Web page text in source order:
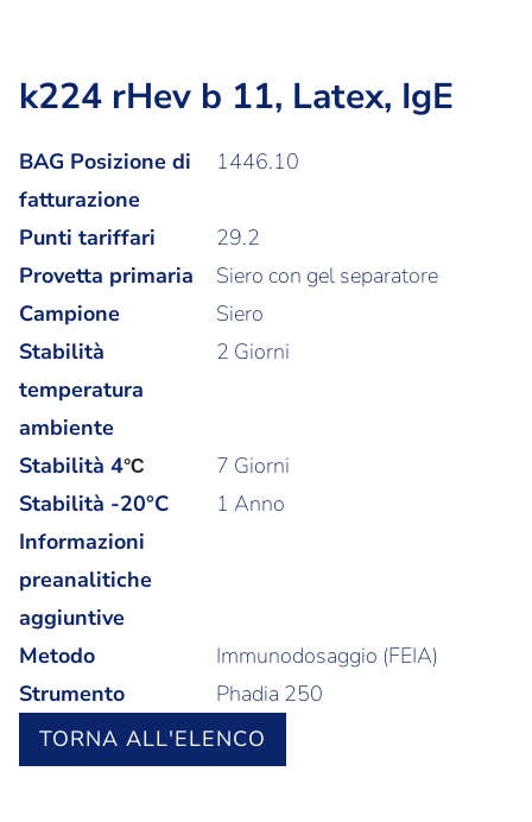
k224 rHev b 11, Latex, IgE
BAG Posizione di
fatturazione
1446.10
Punti tariffari
29.2
Provetta primaria
Siero con gel separatore
Campione
Siero
Stabilità
temperatura
ambiente
2 Giorni
Stabilità 4°C
7 Giorni
Stabilità -20°C
1 Anno
Informazioni
preanalitiche
aggiuntive
Metodo
Immunodosaggio (FEIA)
Strumento
Phadia 250
TORNA ALL'ELENCO